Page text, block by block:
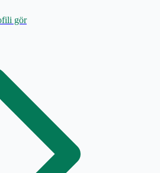
gör